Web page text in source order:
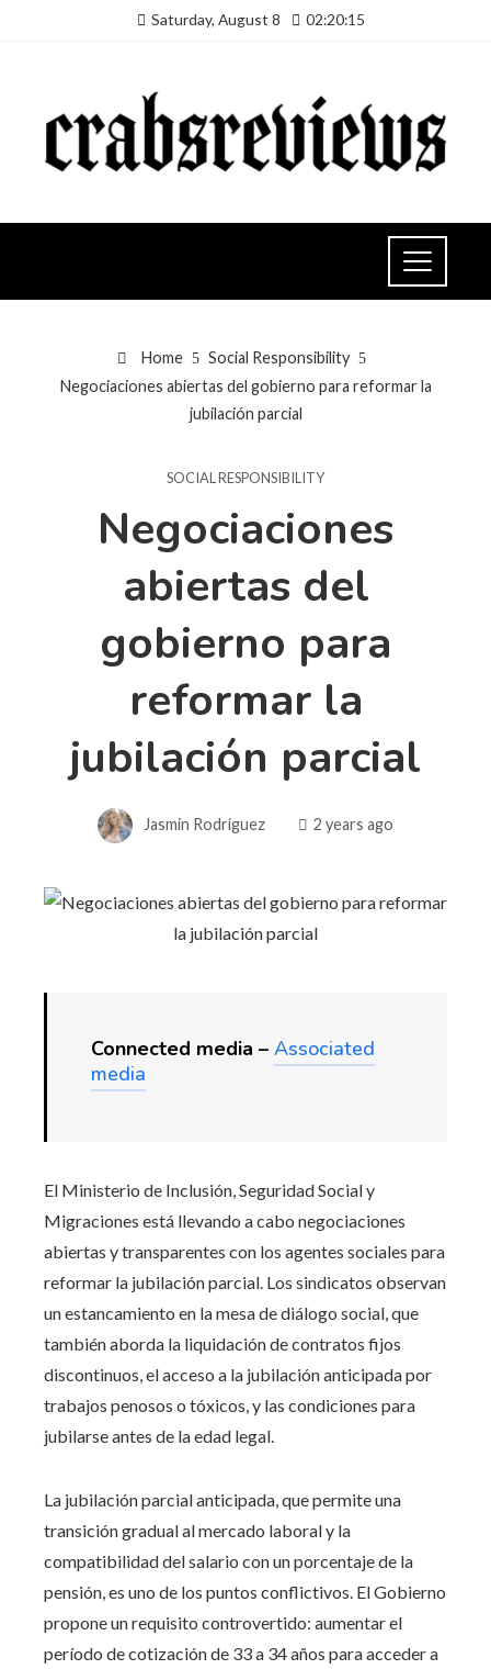
Saturday, August 8 02:20:16
Home
Social Responsibility
Negociaciones abiertas del gobierno para reformar la
jubilación parcial
SOCIAL RESPONSIBILITY
Negociaciones
abiertas del
gobierno para
reformar la
jubilación parcial
Jasmin Rodriguez 2 years ago
Connected media – Associated
media
El Ministerio de Inclusión, Seguridad Social y
Migraciones está llevando a cabo negociaciones
abiertas y transparentes con los agentes sociales para
reformar la jubilación parcial. Los sindicatos observan
un estancamiento en la mesa de diálogo social, que
también aborda la liquidación de contratos fijos
discontinuos, el acceso a la jubilación anticipada por
trabajos penosos o tóxicos, y las condiciones para
jubilarse antes de la edad legal.
La jubilación parcial anticipada, que permite una
transición gradual al mercado laboral y la
compatibilidad del salario con un porcentaje de la
pensión, es uno de los puntos conflictivos. El Gobierno
propone un requisito controvertido: aumentar el
período de cotización de 33 a 34 años para acceder a